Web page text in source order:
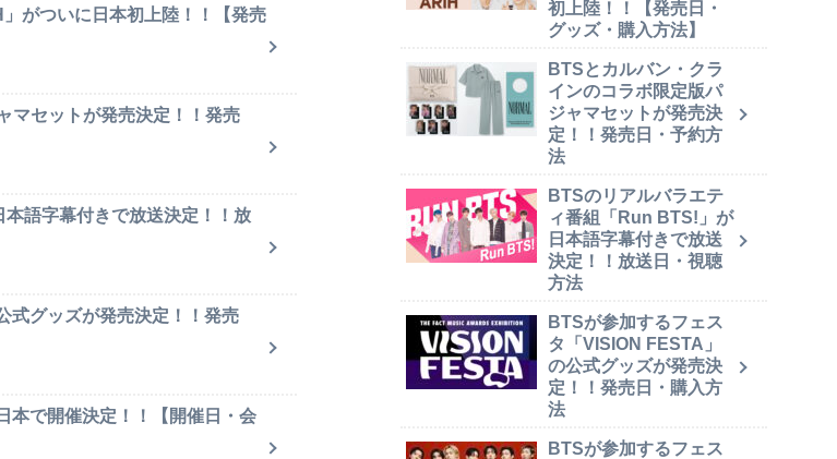
がついに日本初上陸！！【発売
マセットが発売決定！！発売
語字幕付きで放送決定！！放
式グッズが発売決定！！発売
本で開催決定！！【開催日・会
初上陸！！【発売日・
グッズ・購入方法】
BTSとカルバン・クラ
インのコラボ限定版パ
ジャマセットが発売決
定！！発売日・予約方
法
BTSのリアルバラエテ
ィ番組「Run BTS!」が
日本語字幕付きで放送
決定！！放送日・視聴
方法
BTSが参加するフェス
タ「VISION FESTA」
の公式グッズが発売決
定！！発売日・購入方
法
BTSが参加するフェス